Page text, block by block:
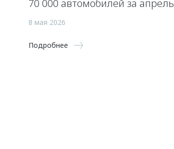
70 000 автомобилей за апрель
8 мая 2026
Подробнее